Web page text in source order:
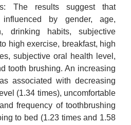
The results suggest that
by gender, age,
drinking habits, subjective
high exercise, breakfast, high
subjective oral health level,
tooth brushing. An increasing
associated with decreasing
(1.34 times), uncomfortable
frequency of toothbrushing
to bed (1.23 times and 1.58